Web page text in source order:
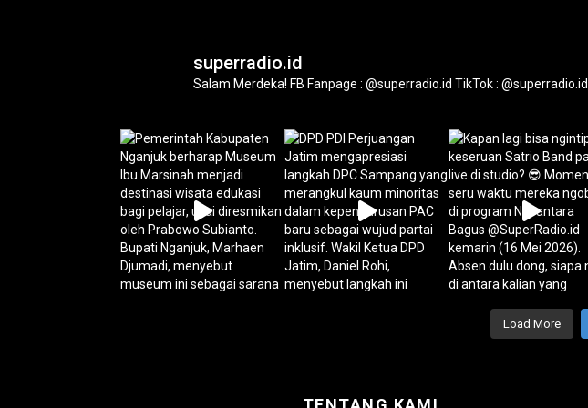
superradio.id
Salam Merdeka! FB Fanpage : @superradio.id TikTok : @superradio.id
Load More